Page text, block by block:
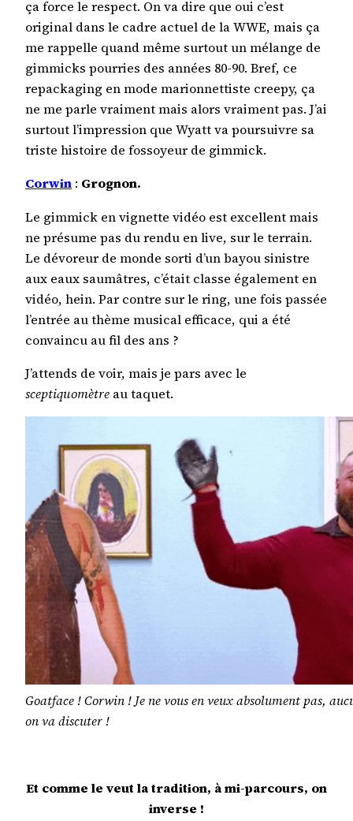
ça force le respect. On va dire que oui c’est
original dans le cadre actuel de la WWE, mais ça
me rappelle quand même surtout un mélange de
gimmicks pourries des années 80-90. Bref, ce
repackaging en mode marionnettiste creepy, ça
ne me parle vraiment mais alors vraiment pas. J’ai
surtout l’impression que Wyatt va poursuivre sa
triste histoire de fossoyeur de gimmick.
Corwin : Grognon.
Le gimmick en vignette vidéo est excellent mais
ne présume pas du rendu en live, sur le terrain.
Le dévoreur de monde sorti d’un bayou sinistre
aux eaux saumâtres, c’était classe également en
vidéo, hein. Par contre sur le ring, une fois passée
l’entrée au thème musical efficace, qui a été
convaincu au fil des ans ?
J’attends de voir, mais je pars avec le
sceptiquomètre au taquet.
Goatface ! Corwin ! Je ne vous en veux absolument pas,
on va discuter !
Et comme le veut la tradition, à mi-parcours, on
inverse !